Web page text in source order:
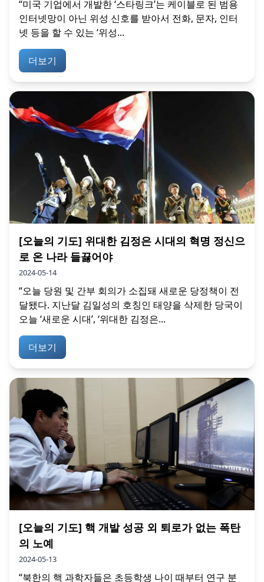
“미국 기업에서 개발한 ‘스타링크’는 케이블로 된 범용
인터넷망이 아닌 위성 신호를 받아서 전화, 문자, 인터
넷 등을 할 수 있는 ‘위성...
더보기
[오늘의 기도] 위대한 김정은 시대의 혁명 정신으
로 온 나라 들끓어야
2024-05-14
“오늘 당원 및 간부 회의가 소집돼 새로운 당정책이 전
달됐다. 지난달 김일성의 호칭인 태양을 삭제한 당국이
오늘 ‘새로운 시대’, ‘위대한 김정은...
더보기
[오늘의 기도] 핵 개발 성공 외 퇴로가 없는 폭탄
의 노예
2024-05-13
“북한의 핵 과학자들은 초등학생 나이 때부터 연구 분